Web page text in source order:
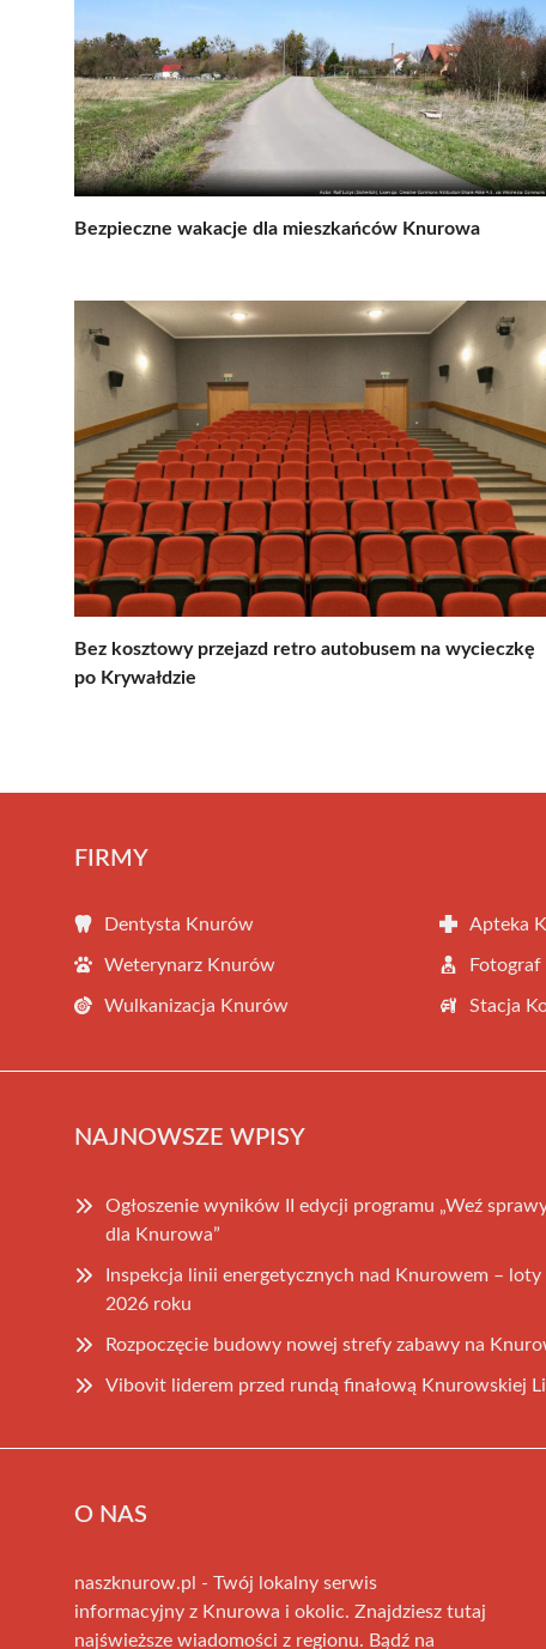
Bezpieczne wakacje dla mieszkańców Knurowa
Bez kosztowy przejazd retro autobusem na wycieczkę
po Krywałdzie
FIRMY
Dentysta Knurów Apteka
Weterynarz Knurów
Wulkanizacja Knurów Stacja
NAJNOWSZE WPISY
Ogłoszenie wyników II edycji programu „Weź
dla Knurowa”
Inspekcja linii energetycznych nad Knurowem –
2026 roku
Rozpoczęcie budowy nowej strefy zabawy na
Vibovit liderem przed rundą finałową Knurowskiej
O NAS
naszknurow.pl - Twój lokalny serwis
informacyjny z Knurowa i okolic. Znajdziesz tutaj
najświeższe wiadomości z regionu. Bądź na